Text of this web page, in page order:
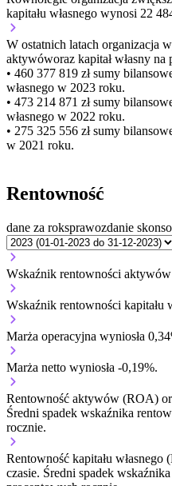
kapitału własnego wynosi 22
W ostatnich latach organizacja
aktywóworaz kapitał własny na
• 460 377 819 złsumy
własnego w 2023 roku.
• 473 214 871 złsumy
własnego w 2022 roku.
• 275 325 556 złsumy
w 2021 roku.
Rentowność
dane za roksprawozdanie
Wskaźnik rentowności
Wskaźnik rentowności kapitału
Marża operacyjna wyniosła
Marża netto wyniosła -0,19%.
Rentowność aktywów (ROA)
Średni spadek wskaźnika
rocznie.
Rentowność kapitału własnego
czasie. Średni spadek